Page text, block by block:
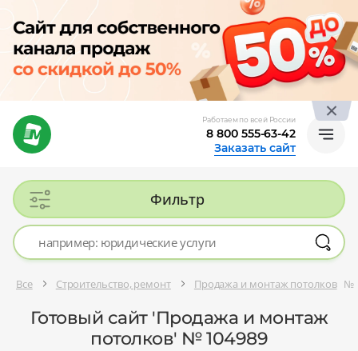
Работаем по всей России
8 800 555-63-42
Заказать сайт
Фильтр
Все Строительство, ремонт Продажа и монтаж потолков №
Готовый сайт 'Продажа и монтаж
потолков' № 104989